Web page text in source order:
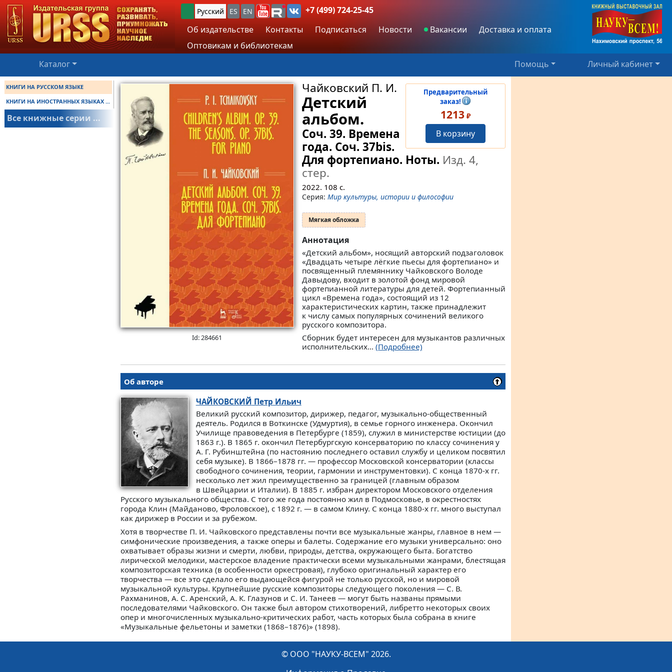
Русский ES EN
+7 (499) 724-25-45
Об издательстве
Контакты Подписаться Новости Вакансии
Доставка и оплата
Оптовикам и библиотекам
Каталог
Помощь Личный кабинет
КНИГИ НА РУССКОМ ЯЗЫКЕ
КНИГИ НА ИНОСТРАННЫХ ЯЗЫКАХ ...
Все книжные серии ...
Id: 284661
Предварительный
заказ!
1213 ₽
В корзину
Чайковский П. И.
Детский
альбом.
Соч. 39. Времена
года. Соч. 37bis.
Для фортепиано. Ноты. Изд. 4,
стер.
2022. 108 с.
Серия: Мир культуры, истории и философии
Мягкая обложка
Аннотация
«Детский альбом», носящий авторский подзаголовок
«Двадцать четыре лёгкие пьесы для фортепиано» и
посвященный племяннику Чайковского Володе
Давыдову, входит в золотой фонд мировой
фортепианной литературы для детей. Фортепианный
цикл «Времена года», состоящий из 12
характеристических картин, также принадлежит
к числу самых популярных сочинений великого
русского композитора.
Сборник будет интересен для музыкантов различных
исполнительских... (Подробнее)
Об авторе
ЧАЙКОВСКИЙ Петр Ильич
Великий русский композитор, дирижер, педагог, музыкально-общественный
деятель. Родился в Воткинске (Удмуртия), в семье горного инженера. Окончил
Училище правоведения в Петербурге (1859), служил в министерстве юстиции (до
1863 г.). В 1865 г. окончил Петербургскую консерваторию по классу сочинения у
А. Г. Рубинштейна (по настоянию последнего оставил службу и целиком посвятил
себя музыке). В 1866–1878 гг. — профессор Московской консерватории (классы
свободного сочинения, теории, гармонии и инструментовки). С конца 1870-х гг.
несколько лет жил преимущественно за границей (главным образом
в Швейцарии и Италии). В 1885 г. избран директором Московского отделения
Русского музыкального общества. С того же года постоянно жил в Подмосковье, в окрестностях
города Клин (Майданово, Фроловское), с 1892 г. — в самом Клину. С конца 1880-х гг. много выступал
как дирижер в России и за рубежом.
Хотя в творчестве П. И. Чайковского представлены почти все музыкальные жанры, главное в нем —
симфонические произведения, а также оперы и балеты. Содержание его музыки универсально: оно
охватывает образы жизни и смерти, любви, природы, детства, окружающего быта. Богатство
лирической мелодики, мастерское владение практически всеми музыкальными жанрами, блестящая
композиторская техника (в особенности оркестровая), глубоко оригинальный характер его
творчества — все это сделало его выдающейся фигурой не только русской, но и мировой
музыкальной культуры. Крупнейшие русские композиторы следующего поколения — С. В.
Рахманинов, А. С. Аренский, А. К. Глазунов и С. И. Танеев — могут быть названы прямыми
последователями Чайковского. Он также был автором стихотворений, либретто некоторых своих
опер и многочисленных музыкально-критических работ, часть которых была собрана в книге
«Музыкальные фельетоны и заметки (1868–1876)» (1898).
© ООО "НАУКУ-ВСЕМ" 2026.